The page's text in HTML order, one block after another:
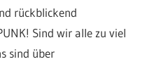
rückblickend
Sind wir alle zu viel
sind über